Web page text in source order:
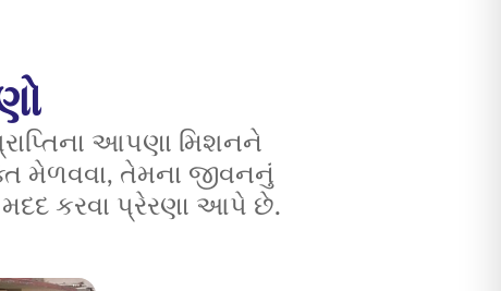
આપણા મિશનને
મેળવવા, તેમના જીવનનું
મદદ કરવા પ્રેરણા આપે છે.